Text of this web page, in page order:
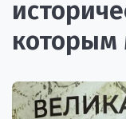
которым